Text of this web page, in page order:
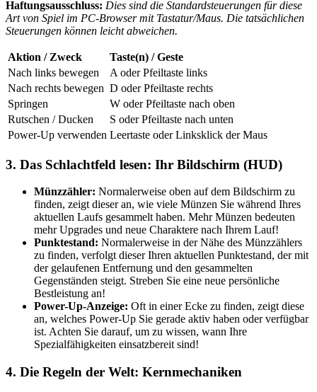
Haftungsausschluss: Dies sind die Standardsteuerungen für diese
Art von Spiel im PC-Browser mit Tastatur/Maus. Die tatsächlichen
Steuerungen können leicht abweichen.
Aktion / Zweck
Taste(n) / Geste
Nach links bewegen
A oder Pfeiltaste links
Nach rechts bewegen D oder Pfeiltaste rechts
Springen
W oder Pfeiltaste nach oben
Rutschen / Ducken
S oder Pfeiltaste nach unten
Power-Up verwenden Leertaste oder Linksklick der Maus
3. Das Schlachtfeld lesen: Ihr Bildschirm (HUD)
Münzzähler: Normalerweise oben auf dem Bildschirm zu
finden, zeigt dieser an, wie viele Münzen Sie während Ihres
aktuellen Laufs gesammelt haben. Mehr Münzen bedeuten
mehr Upgrades und neue Charaktere nach Ihrem Lauf!
Punktestand: Normalerweise in der Nähe des Münzzählers
zu finden, verfolgt dieser Ihren aktuellen Punktestand, der mit
der gelaufenen Entfernung und den gesammelten
Gegenständen steigt. Streben Sie eine neue persönliche
Bestleistung an!
Power-Up-Anzeige: Oft in einer Ecke zu finden, zeigt diese
an, welches Power-Up Sie gerade aktiv haben oder verfügbar
ist. Achten Sie darauf, um zu wissen, wann Ihre
Spezialfähigkeiten einsatzbereit sind!
4. Die Regeln der Welt: Kernmechaniken